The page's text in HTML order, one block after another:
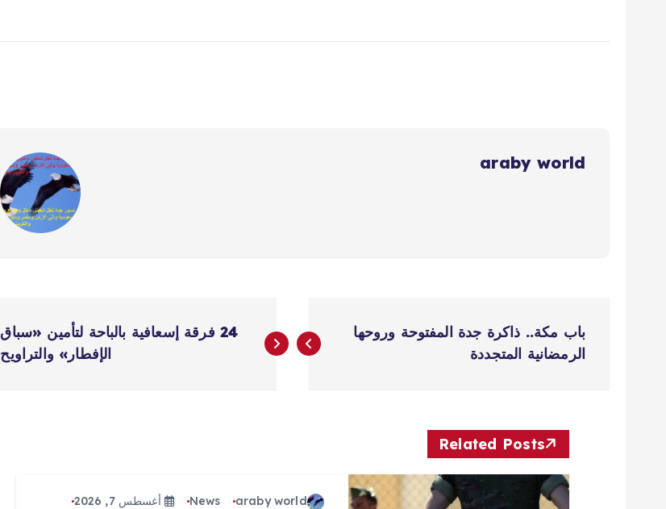
araby world
ص
باب مكة.. ذاكرة جدة المفتوحة وروحها
الرمضانية المتجددة
24 فرقة إسعافية بالباحة لتأمين «سباق
الإفطار» والتراويح
Related Posts
araby world
News
أغسطس 7, 2026